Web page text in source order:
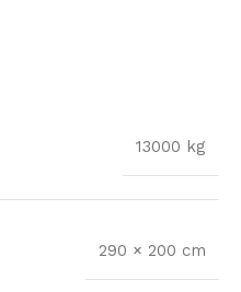
13000 kg
290 × 200 cm